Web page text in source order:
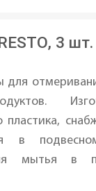
3 шт.
для
пластика,
в
мытья в